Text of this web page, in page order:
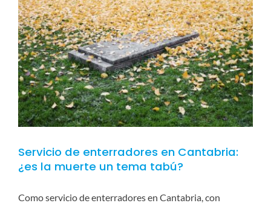
Servicio de enterradores en Cantabria:
¿es la muerte un tema tabú?
Como servicio de enterradores en Cantabria, con